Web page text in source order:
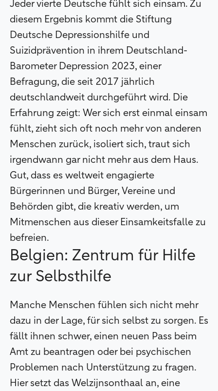
Jeder vierte Deutsche fühlt sich einsam. Zu
diesem Ergebnis kommt die Stiftung
Deutsche Depressionshilfe und
Suizidprävention in ihrem Deutschland-
Barometer Depression 2023, einer
Befragung, die seit 2017 jährlich
deutschlandweit durchgeführt wird. Die
Erfahrung zeigt: Wer sich erst einmal einsam
fühlt, zieht sich oft noch mehr von anderen
Menschen zurück, isoliert sich, traut sich
irgendwann gar nicht mehr aus dem Haus.
Gut, dass es weltweit engagierte
Bürgerinnen und Bürger, Vereine und
Behörden gibt, die kreativ werden, um
Mitmenschen aus dieser Einsamkeitsfalle zu
befreien.
Belgien: Zentrum für Hilfe
zur Selbsthilfe
Manche Menschen fühlen sich nicht mehr
dazu in der Lage, für sich selbst zu sorgen. Es
fällt ihnen schwer, einen neuen Pass beim
Amt zu beantragen oder bei psychischen
Problemen nach Unterstützung zu fragen.
Hier setzt das Welzijnsonthaal an, eine